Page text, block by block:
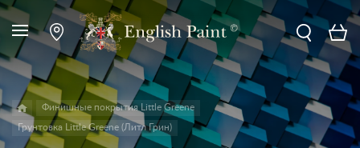
Финишные покрытия Little Greene
Грунтовка Little Greene (Литл Грин)